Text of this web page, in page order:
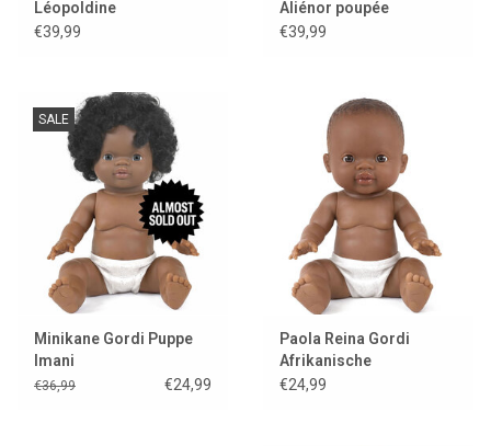
Léopoldine
€39,99
Aliénor poupée
exklusive Minikane
€39,99
SALE
Minikane Gordi Puppe
Imani
€36,99 €24,99
Paola Reina Gordi
Afrikanische
Jungenpuppe mit
€24,99